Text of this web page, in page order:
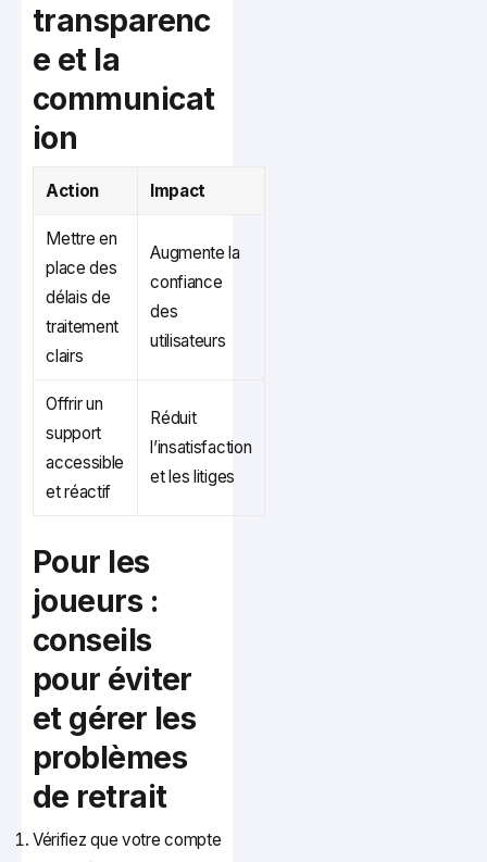
transparenc
e et la
communicat
ion
Action Impact
Mettre en
place des
délais de
traitement
clairs
Augmente la
confiance
des
utilisateurs
Offrir un
support
accessible
et réactif
Réduit
l’insatisfaction
et les litiges
Pour les
joueurs :
conseils
pour éviter
et gérer les
problèmes
de retrait
Vérifiez que votre compte